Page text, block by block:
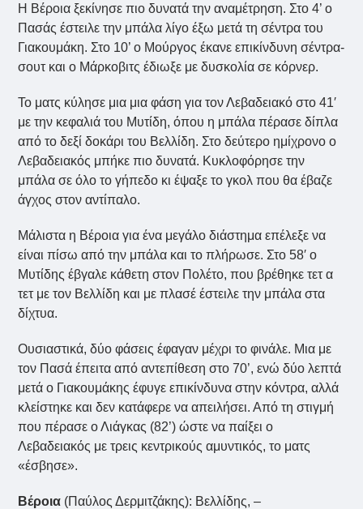
Η Βέροια ξεκίνησε πιο δυνατά την αναμέτρηση. Στο 4’ ο
Πασάς έστειλε την μπάλα λίγο έξω μετά τη σέντρα του
Γιακουμάκη. Στο 10’ ο Μούργος έκανε επικίνδυνη σέντρα-
σουτ και ο Μάρκοβιτς έδιωξε με δυσκολία σε κόρνερ.
Το ματς κύλησε μια μια φάση για τον Λεβαδειακό στο 41′
με την κεφαλιά του Μυτίδη, όπου η μπάλα πέρασε δίπλα
από το δεξί δοκάρι του Βελλίδη. Στο δεύτερο ημίχρονο ο
Λεβαδειακός μπήκε πιο δυνατά. Κυκλοφόρησε την
μπάλα σε όλο το γήπεδο κι έψαξε το γκολ που θα έβαζε
άγχος στον αντίπαλο.
Μάλιστα η Βέροια για ένα μεγάλο διάστημα επέλεξε να
είναι πίσω από την μπάλα και το πλήρωσε. Στο 58′ ο
Μυτίδης έβγαλε κάθετη στον Πολέτο, που βρέθηκε τετ α
τετ με τον Βελλίδη και με πλασέ έστειλε την μπάλα στα
δίχτυα.
Ουσιαστικά, δύο φάσεις έφαγαν μέχρι το φινάλε. Μια με
τον Πασά έπειτα από αντεπίθεση στο 70’, ενώ δύο λεπτά
μετά ο Γιακουμάκης έφυγε επικίνδυνα στην κόντρα, αλλά
κλείστηκε και δεν κατάφερε να απειλήσει. Από τη στιγμή
που πέρασε ο Λιάγκας (82’) ώστε να παίξει ο
Λεβαδειακός με τρεις κεντρικούς αμυντικός, το ματς
«έσβησε».
Βέροια (Παύλος Δερμιτζάκης): Βελλίδης, –